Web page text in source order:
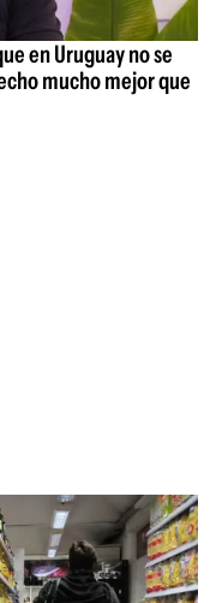
en Uruguay no se
mucho mejor que